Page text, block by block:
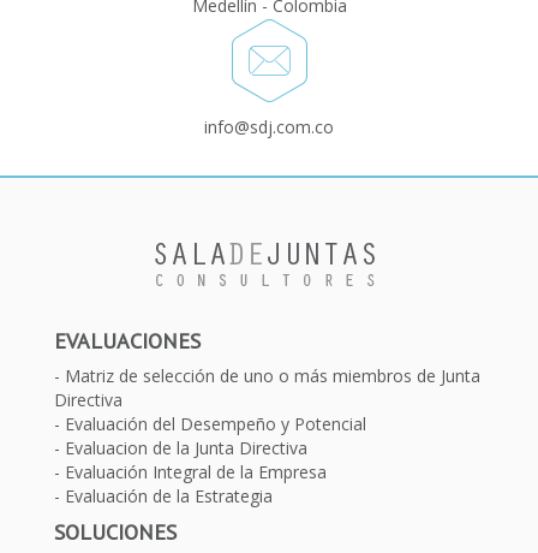
Medellín - Colombia
info@sdj.com.co
EVALUACIONES
Matriz de selección de uno o más miembros de Junta
Directiva
Evaluación del Desempeño y Potencial
Evaluacion de la Junta Directiva
Evaluación Integral de la Empresa
Evaluación de la Estrategia
SOLUCIONES